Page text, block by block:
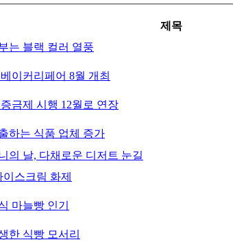
제목
는 블랙 컬러 열풍
이커리페어 8월 개최
금제 시행 12월로 연장
하는 식품 업체 증가
의 날, 다채로운 디저트 눈길
스크림 화제
마늘빵 인기
한 식빵 모서리